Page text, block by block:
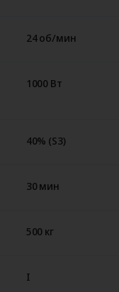
24 об/мин
1000 Вт
40% (S3)
30 мин
500 кг
I